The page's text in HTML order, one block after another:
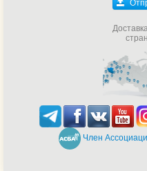
Член